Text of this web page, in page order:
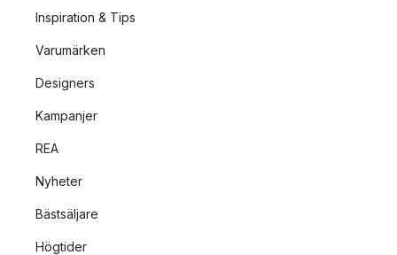
Inspiration & Tips
Varumärken
Designers
Kampanjer
REA
Nyheter
Bästsäljare
Högtider